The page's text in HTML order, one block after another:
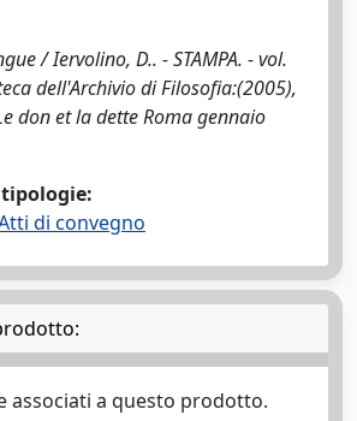
/ Iervolino, D.. - STAMPA. - vol.
dell'Archivio di Filosofia:(2005),
don et la dette Roma gennaio
di convegno
associati a questo prodotto.